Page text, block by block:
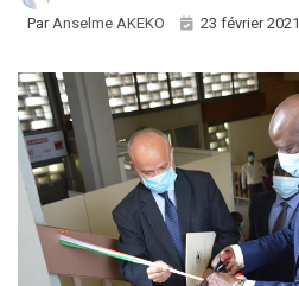
ParAnselme AKEKO 23 février 2021